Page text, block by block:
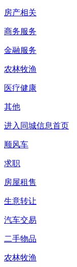
房产相关
商务服务
金融服务
农林牧渔
医疗健康
其他
进入同城信息首页
顺风车
求职
房屋租售
生意转让
汽车交易
二手物品
农林牧渔